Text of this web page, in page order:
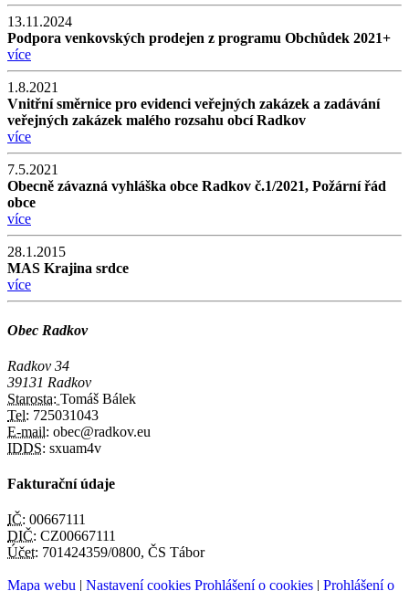
13.11.2024
Podpora venkovských prodejen z programu Obchůdek 2021+
více
1.8.2021
Vnitřní směrnice pro evidenci veřejných zakázek a zadávání
veřejných zakázek malého rozsahu obcí Radkov
více
7.5.2021
Obecně závazná vyhláška obce Radkov č.1/2021, Požární řád
obce
více
28.1.2015
MAS Krajina srdce
více
Obec Radkov
Radkov 34
39131 Radkov
Starosta: Tomáš Bálek
Tel: 725031043
E-mail: obec@radkov.eu
IDDS: sxuam4v
Fakturační údaje
IČ: 00667111
DIČ: CZ00667111
Účet: 701424359/0800, ČS Tábor
Mapa webu | Nastavení cookies Prohlášení o cookies | Prohlášení o